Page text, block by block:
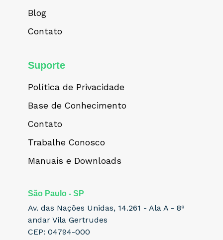
Blog
Contato
Suporte
Política de Privacidade
Base de Conhecimento
Contato
Trabalhe Conosco
Manuais e Downloads
São Paulo - SP
Av. das Nações Unidas, 14.261 - Ala A - 8º
andar Vila Gertrudes
CEP: 04794-000